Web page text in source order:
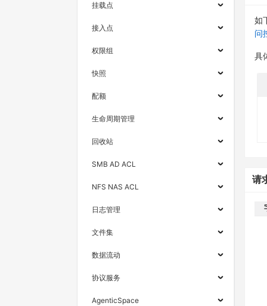
挂载点
接入点
权限组
快照
配额
生命周期管理
回收站
SMB AD ACL
NFS NAS ACL
日志管理
文件集
数据流动
协议服务
AgenticSpace
如
问
具
请